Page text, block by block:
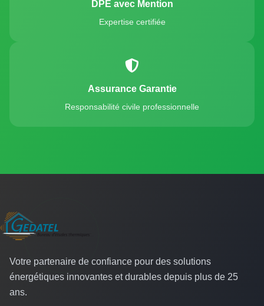
DPE avec Mention
Expertise certifiée
Assurance Garantie
Responsabilité civile professionnelle
Votre partenaire de confiance pour des solutions
énergétiques innovantes et durables depuis plus de 25
ans.